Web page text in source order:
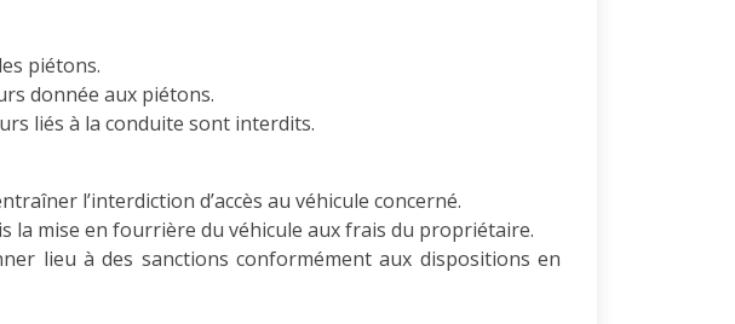
piétons.
donnée aux piétons.
liés à la conduite sont interdits.
l’interdiction d’accès au véhicule concerné.
mise en fourrière du véhicule aux frais du propriétaire.
lieu à des sanctions conformément aux dispositions en